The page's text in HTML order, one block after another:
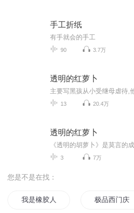
手工折纸
有手就会的手工
90 3.7万
透明的红萝卜
13 20.4万
透明的红萝卜
3 7万
您是不是在找：
我是橡胶人 极品西门庆